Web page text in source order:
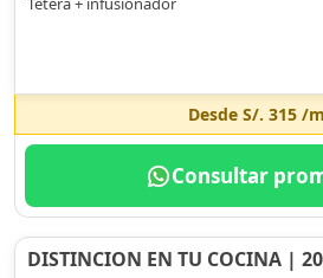
Desde S/. 315/
Consultar
DISTINCION EN TU COCINA |